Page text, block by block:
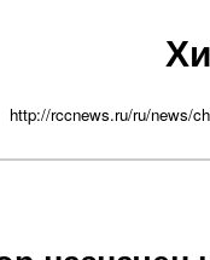
http://rccnews.ru/ru/news/